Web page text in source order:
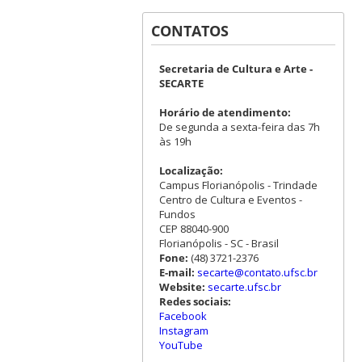
CONTATOS
Secretaria de Cultura e Arte -
SECARTE
Horário de atendimento:
De segunda a sexta-feira das 7h
às 19h
Localização:
Campus Florianópolis - Trindade
Centro de Cultura e Eventos -
Fundos
CEP 88040-900
Florianópolis - SC - Brasil
Fone: (48) 3721-2376
E-mail: secarte@contato.ufsc.br
Website: secarte.ufsc.br
Redes sociais:
Facebook
Instagram
YouTube